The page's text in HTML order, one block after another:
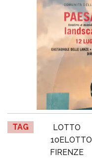
TAG LOTTO
10ELOTTO
FIRENZE